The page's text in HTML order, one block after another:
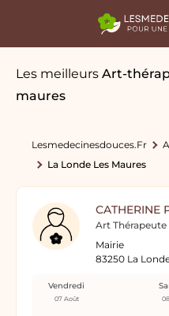
Les meilleurs Art-
maures
Lesmedecinesdouces.fr
La Londe Les Maures
CATHERINE
Art Thérapeute
Mairie
83250 La
Vendredi
07 Août